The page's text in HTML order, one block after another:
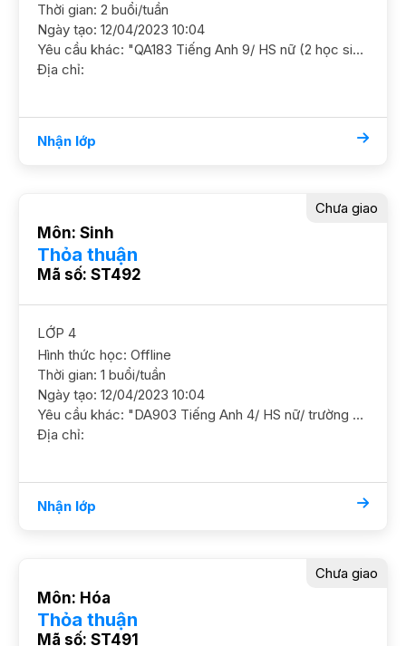
Thời gian: 2 buổi/tuần
Ngày tạo: 12/04/2023 10:04
Yêu cầu khác: "QA183 Tiếng Anh 9/ HS nữ (2 học sinh)/ HL Khá Cần bổ túc thêm TA, học ôn luyện thêm ngữ pháp, các dạng đề ôn thi cấp 3 đề Sở ĐC Thành Công, Láng Hạ GS nữ Chiều T2 từ 2h-4h"
Địa chỉ:
Nhận lớp
Môn: Sinh
Thỏa thuận
Mã số: ST492
Chưa giao
LỚP 4
Hình thức học: Offline
Thời gian: 1 buổi/tuần
Ngày tạo: 12/04/2023 10:04
Yêu cầu khác: "DA903 Tiếng Anh 4/ HS nữ/ trường công ở Hà Đông Cần bổ trợ ngữ pháp và giao tiếp Dạy tại nhà ĐC đường tô hiệu, hà đông (gần mê linh plaza) YC GS nữ Học phsi 150-170"
Địa chỉ:
Nhận lớp
Môn: Hóa
Thỏa thuận
Mã số: ST491
Chưa giao